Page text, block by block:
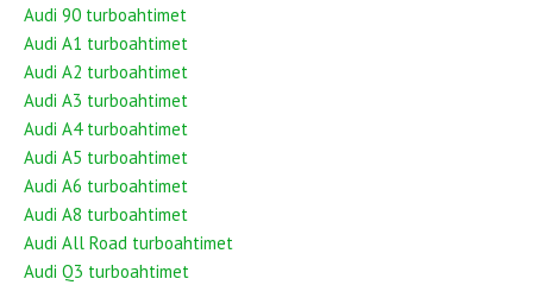
Audi 90 turboahtimet
Audi A1 turboahtimet
Audi A2 turboahtimet
Audi A3 turboahtimet
Audi A4 turboahtimet
Audi A5 turboahtimet
Audi A6 turboahtimet
Audi A8 turboahtimet
Audi All Road turboahtimet
Audi Q3 turboahtimet